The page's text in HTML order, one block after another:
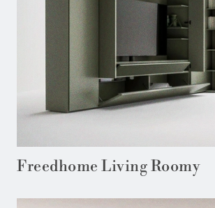
Freedhome Living Roomy